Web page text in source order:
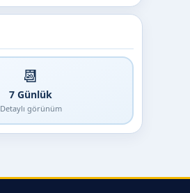
📆
7 Günlük
Detaylı görünüm